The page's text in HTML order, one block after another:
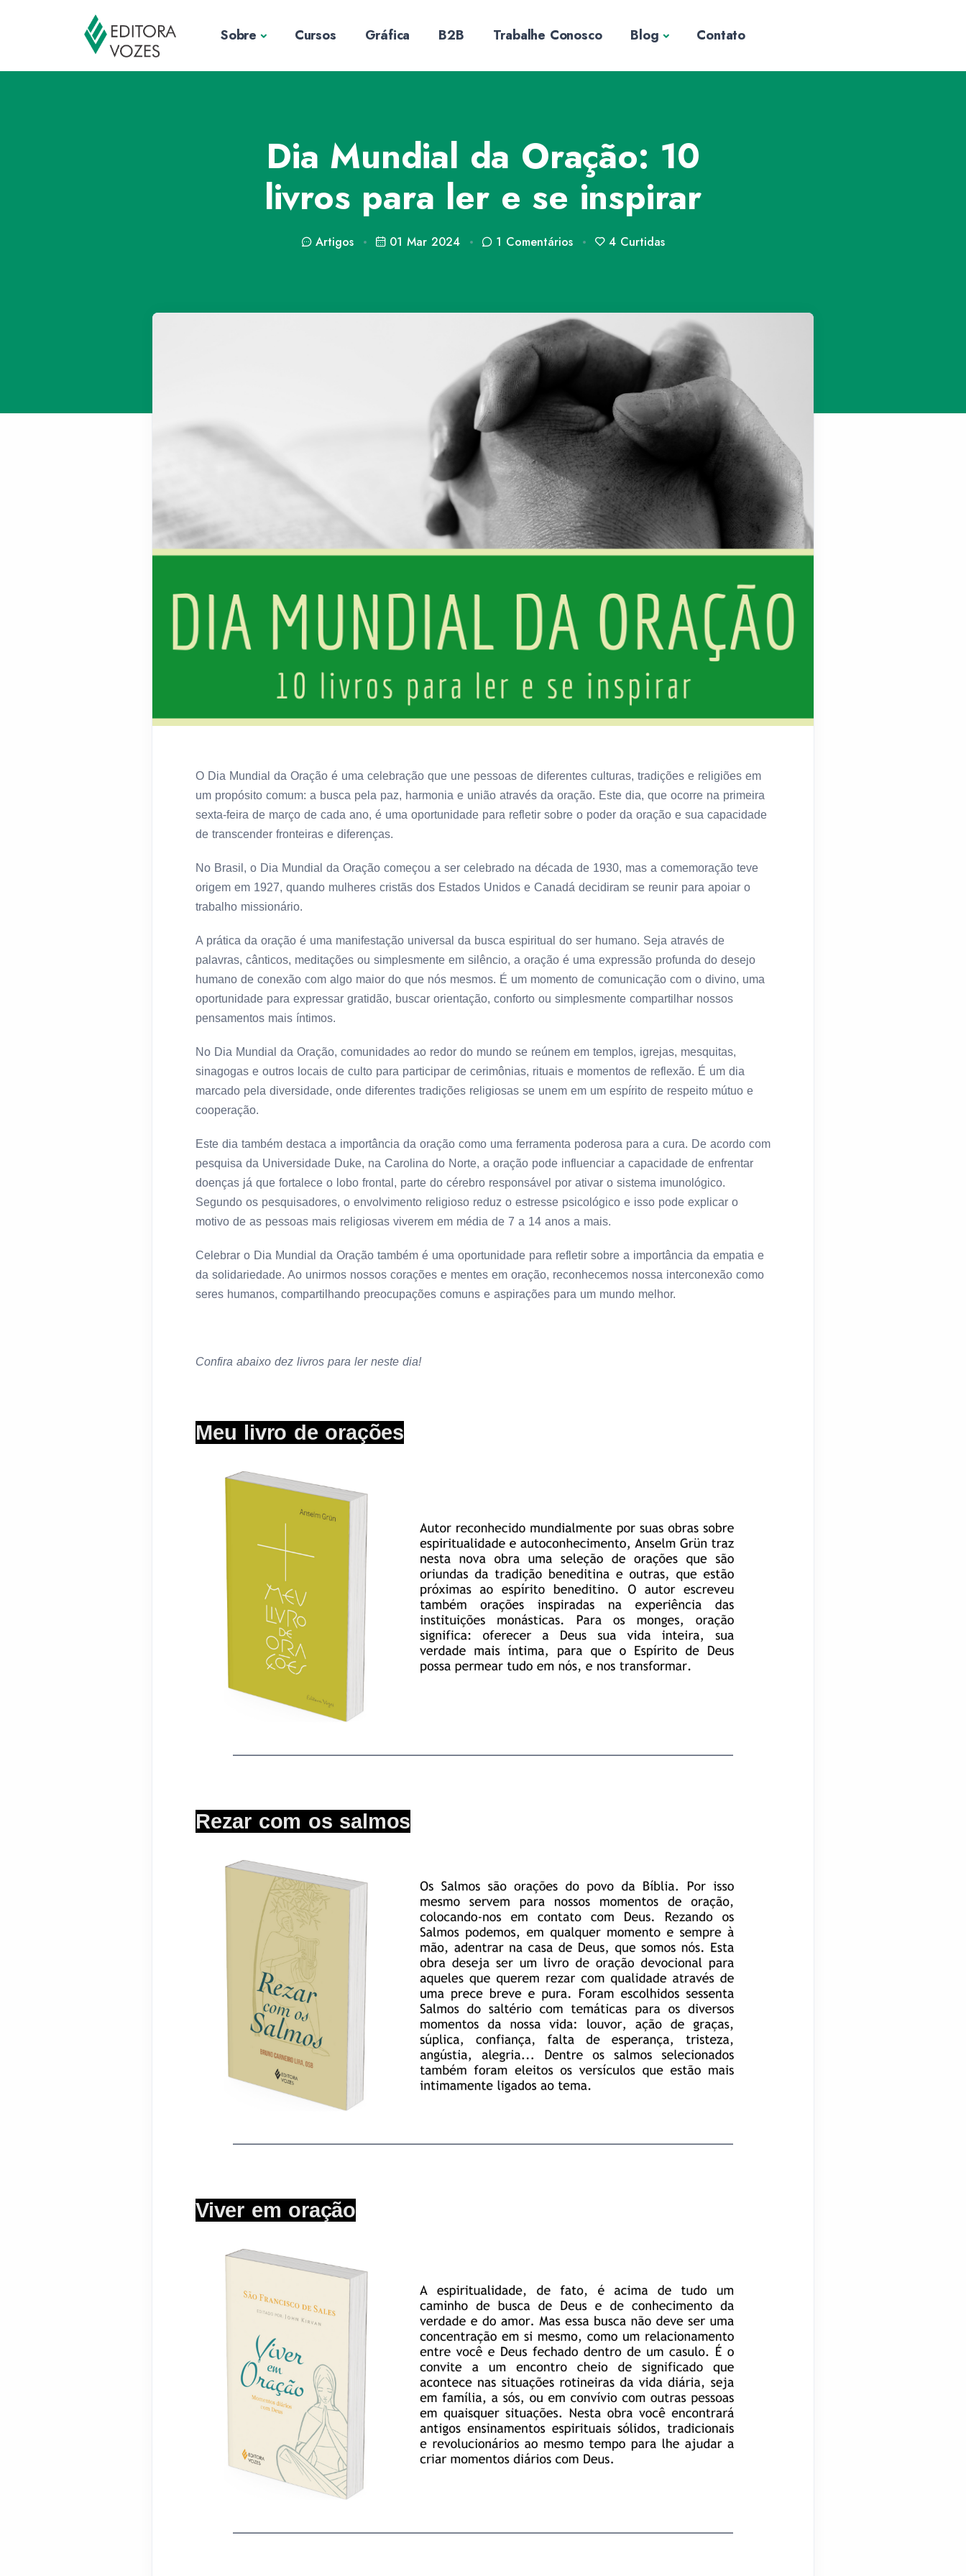
Sobre Cursos Gráfica B2B Trabalhe Conosco Blog Contato
Dia Mundial da Oração: 10
livros para ler e se inspirar
Artigos 01 Mar 2024 1 Comentários 4 Curtidas
O Dia Mundial da Oração é uma celebração que une pessoas de diferentes culturas, tradições e religiões em
um propósito comum: a busca pela paz, harmonia e união através da oração. Este dia, que ocorre na primeira
sexta-feira de março de cada ano, é uma oportunidade para refletir sobre o poder da oração e sua capacidade
de transcender fronteiras e diferenças.
No Brasil, o Dia Mundial da Oração começou a ser celebrado na década de 1930, mas a comemoração teve
origem em 1927, quando mulheres cristãs dos Estados Unidos e Canadá decidiram se reunir para apoiar o
trabalho missionário.
A prática da oração é uma manifestação universal da busca espiritual do ser humano. Seja através de
palavras, cânticos, meditações ou simplesmente em silêncio, a oração é uma expressão profunda do desejo
humano de conexão com algo maior do que nós mesmos. É um momento de comunicação com o divino, uma
oportunidade para expressar gratidão, buscar orientação, conforto ou simplesmente compartilhar nossos
pensamentos mais íntimos.
No Dia Mundial da Oração, comunidades ao redor do mundo se reúnem em templos, igrejas, mesquitas,
sinagogas e outros locais de culto para participar de cerimônias, rituais e momentos de reflexão. É um dia
marcado pela diversidade, onde diferentes tradições religiosas se unem em um espírito de respeito mútuo e
cooperação.
Este dia também destaca a importância da oração como uma ferramenta poderosa para a cura. De acordo com
pesquisa da Universidade Duke, na Carolina do Norte, a oração pode influenciar a capacidade de enfrentar
doenças já que fortalece o lobo frontal, parte do cérebro responsável por ativar o sistema imunológico.
Segundo os pesquisadores, o envolvimento religioso reduz o estresse psicológico e isso pode explicar o
motivo de as pessoas mais religiosas viverem em média de 7 a 14 anos a mais.
Celebrar o Dia Mundial da Oração também é uma oportunidade para refletir sobre a importância da empatia e
da solidariedade. Ao unirmos nossos corações e mentes em oração, reconhecemos nossa interconexão como
seres humanos, compartilhando preocupações comuns e aspirações para um mundo melhor.
Confira abaixo dez livros para ler neste dia!
Meu livro de orações
_______________________________________________________________________________________
Rezar com os salmos
_______________________________________________________________________________________
Viver em oração
_______________________________________________________________________________________